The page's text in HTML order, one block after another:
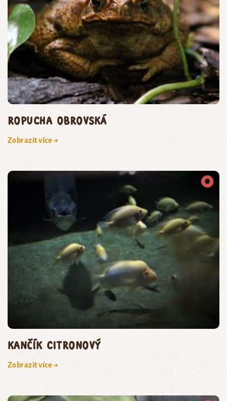
ropucha obrovská
Zobrazit více →
kančík citronový
Zobrazit více →